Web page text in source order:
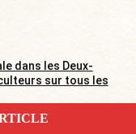
dans les Deux-
sur tous les